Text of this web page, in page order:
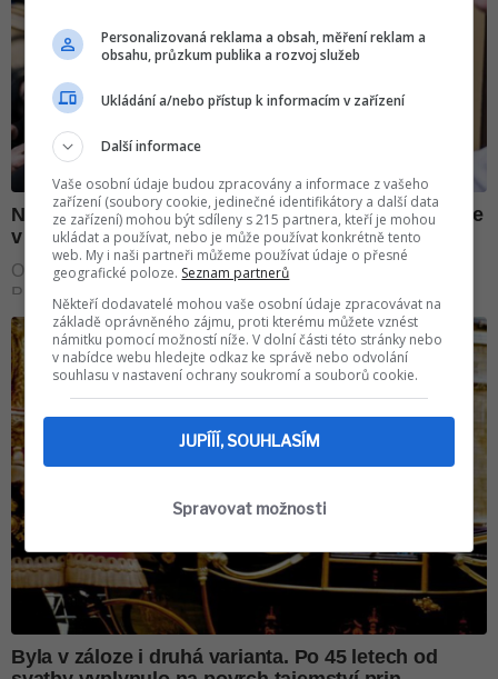
Personalizovaná reklama a obsah, měření reklam a
obsahu, průzkum publika a rozvoj služeb
Ukládání a/nebo přístup k informacím v zařízení
Další informace
Vaše osobní údaje budou zpracovány a informace z vašeho
zařízení (soubory cookie, jedinečné identifikátory a další data
ze zařízení) mohou být sdíleny s 215 partnera, kteří je mohou
ukládat a používat, nebo je může používat konkrétně tento
web. My i naši partneři můžeme používat údaje o přesné
geografické poloze. Seznam partnerů
Někteří dodavatelé mohou vaše osobní údaje zpracovávat na
základě oprávněného zájmu, proti kterému můžete vznést
námitku pomocí možností níže. V dolní části této stránky nebo
v nabídce webu hledejte odkaz ke správě nebo odvolání
souhlasu v nastavení ochrany soukromí a souborů cookie.
JUPÍÍÍ, SOUHLASÍM
Spravovat možnosti